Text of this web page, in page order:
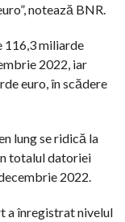
notează BNR.
116,3 miliarde
2022, iar
euro, în scădere
lung se ridică la
totalul datoriei
2022.
a înregistrat nivelul